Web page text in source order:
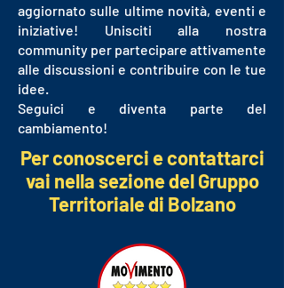
aggiornato sulle ultime novità, eventi e
iniziative! Unisciti alla nostra
community per partecipare attivamente
alle discussioni e contribuire con le tue
idee.
Seguici e diventa parte del
cambiamento!
Per conoscerci e contattarci
vai nella sezione del Gruppo
Territoriale di Bolzano